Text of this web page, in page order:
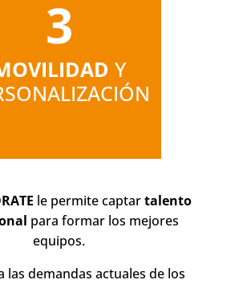
3
Y
le permite captartalento
para formar los mejores
equipos.
las demandas actuales de los